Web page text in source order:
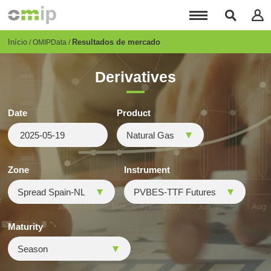
para
conteúdo
Breadcrumb
Início OMIPData Resultados de mercado
Derivatives
Date Product
Zone Instrument
Maturity